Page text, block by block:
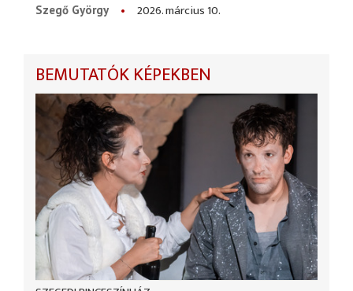
Szegő György
2026. március 10.
BEMUTATÓK KÉPEKBEN